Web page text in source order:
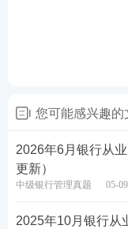
您可能感兴趣的
2026年6月银行从
更新）
中级银行管理真题 05-09
2025年10月银行从